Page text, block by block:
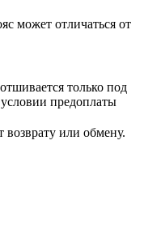
может отличаться от
только под
предоплаты
возврату или обмену.